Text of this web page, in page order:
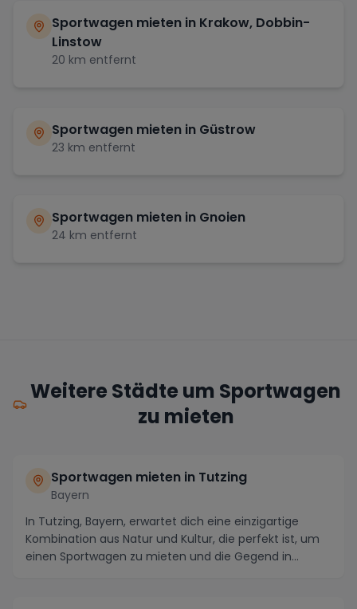
Sportwagen mieten in Krakow, Dobbin-
Linstow
20 km entfernt
Sportwagen mieten in Güstrow
23 km entfernt
Sportwagen mieten in Gnoien
24 km entfernt
Weitere Städte um Sportwagen
zu mieten
Sportwagen mieten in Tutzing
Bayern
In Tutzing, Bayern, erwartet dich eine einzigartige
Kombination aus Natur und Kultur, die perfekt ist, um
einen Sportwagen zu mieten und die Gegend in...